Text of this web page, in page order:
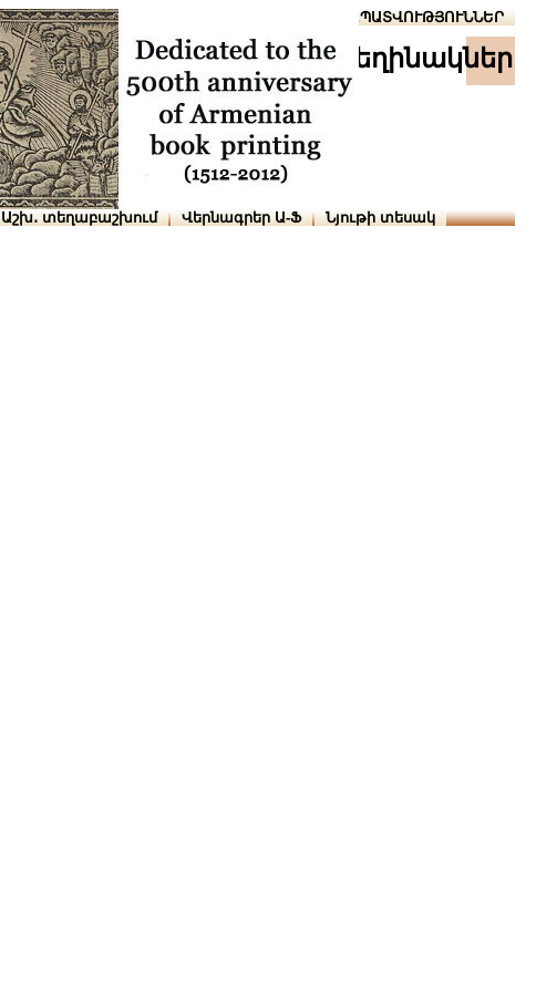
ՆԱԽԱՊԱՏՎՈՒԹՅՈՒՆՆԵՐ
հեղինակներ
Աշխ․ տեղաբաշխում Վերնագրեր Ա-Ֆ Նյութի տեսակ